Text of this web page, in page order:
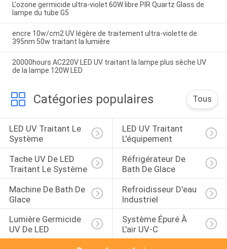
L'ozone germicide ultra-violet 60W libre PIR Quartz Glass de
lampe du tube G5
encre 10w/cm2 UV légère de traitement ultra-violette de
395nm 50w traitant la lumière
20000hours AC220V LED UV traitant la lampe plus sèche UV
de la lampe 120W LED
Catégories populaires Tous
LED UV Traitant Le
Système
LED UV Traitant
L'équipement
Tache UV De LED
Traitant Le Système
Réfrigérateur De
Bath De Glace
Machine De Bath De
Glace
Refroidisseur D'eau
Industriel
Lumière Germicide
UV De LED
Système Épuré À
L'air UV-C